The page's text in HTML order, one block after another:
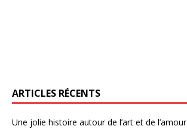
ARTICLES RÉCENTS
Une jolie histoire autour de l’art et de l’amour